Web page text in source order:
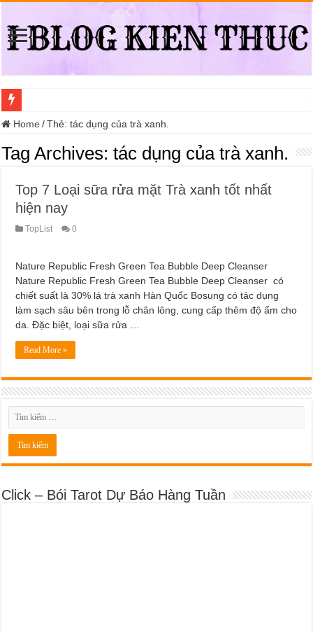
Địa điểm đổi bằng lái xe ô tô quá hạn đáng tin cậy tại Quận 3
Trung tâm nào học thi giấy phép lái xe hạng A (A2 cũ), A1 uy tín tại Hồ
Đồng Hồ Tại Kronos Luxury Timepieces Có Cam Kết Chính Hãng Không?
Gợi Ý Các Trường Trung Cấp Nghề Uy Tín Tại Nghệ An Nên Tham Khảo
Top 8 Xưởng Chuyên May Đồng Phục Theo Yêu Cầu Tại Phường Bàn Cờ
Chăm Sóc Ô Tô Lưu Động Tại Nhà Phường Phú Thọ HCM
Trung Tâm Đào Tạo Sát Hạch Lái Xe C1 Uy Tín Tại Thành Phố Thủ Đức,
Dịch Vụ Sửa Chữa Ô Tô Tại Nhà Phường Hòa Hưng
Home / Thẻ:tác dụng của trà xanh.
Tag Archives:tác dụng của trà xanh.
Top 7 Loại sữa rửa mặt Trà xanh tốt nhất
hiện nay
TopList 0
Nature Republic Fresh Green Tea Bubble Deep Cleanser
Nature Republic Fresh Green Tea Bubble Deep Cleanser có
chiết suất là 30% lá trà xanh Hàn Quốc Bosung có tác dụng
làm sạch sâu bên trong lỗ chân lông, cung cấp thêm độ ẩm cho
da. Đặc biệt, loại sữa rửa …
Read More »
Click – Bói Tarot Dự Báo Hàng Tuần